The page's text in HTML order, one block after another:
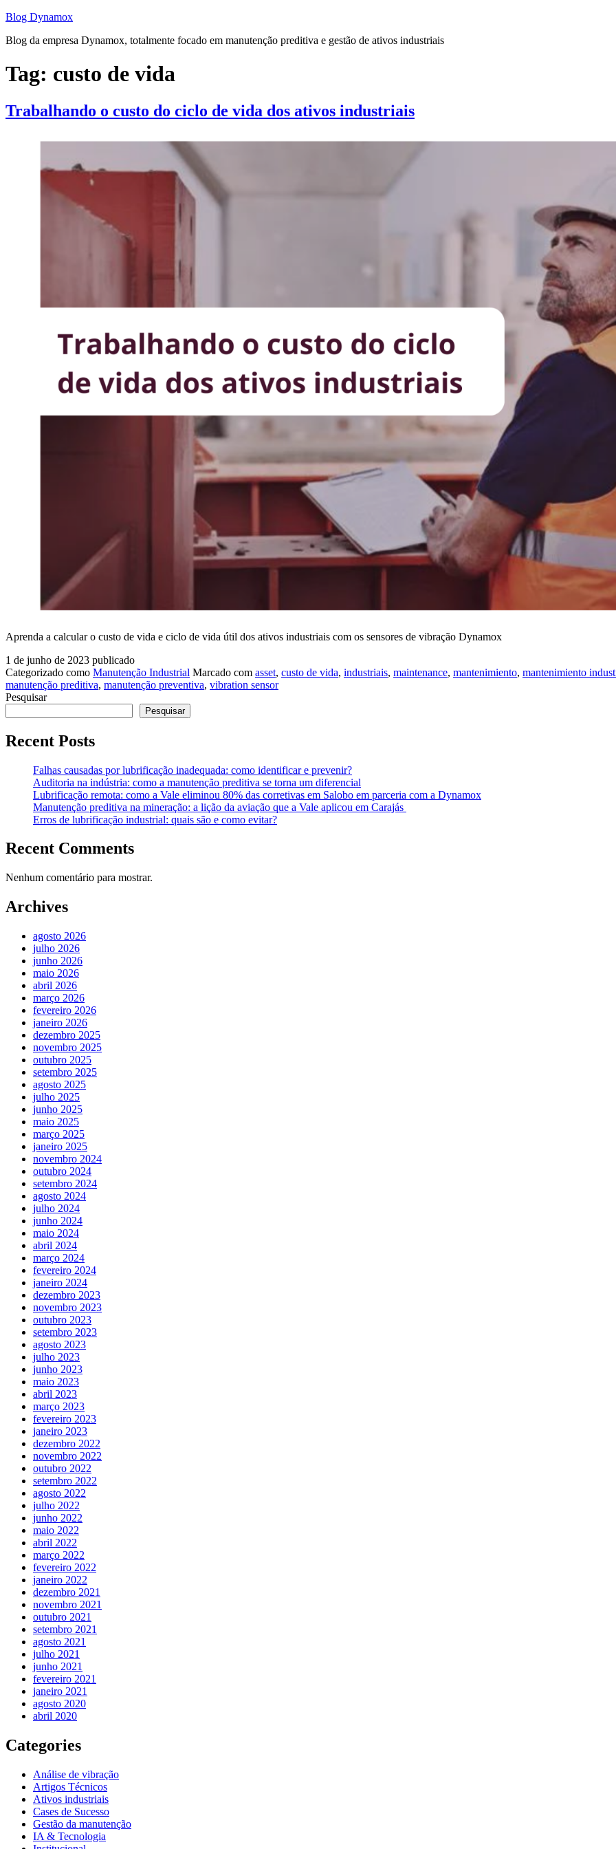
Pular
o
Blog Dynamox
Blog da empresa Dynamox, totalmente focado em manutenção preditiva e gestão de ativos industriais
Tag: custo de vida
Trabalhando o custo do ciclo de vida dos ativos industriais
Aprenda a calcular o custo de vida e ciclo de vida útil dos ativos industriais com os sensores de vibração Dynamox
1 de junho de 2023 publicado
Categorizado como Manutenção Industrial Marcado com asset, custo de vida, industriais, maintenance, mantenimiento, mantenimiento
manutenção preditiva, manutenção preventiva, vibration sensor
Pesquisar
Pesquisar
Recent Posts
Falhas causadas por lubrificação inadequada: como identificar e prevenir?
Auditoria na indústria: como a manutenção preditiva se torna um diferencial
Lubrificação remota: como a Vale eliminou 80% das corretivas em Salobo em parceria com a Dynamox
Manutenção preditiva na mineração: a lição da aviação que a Vale aplicou em Carajás
Erros de lubrificação industrial: quais são e como evitar?
Recent Comments
Nenhum comentário para mostrar.
Archives
agosto 2026
julho 2026
junho 2026
maio 2026
abril 2026
março 2026
fevereiro 2026
janeiro 2026
dezembro 2025
novembro 2025
outubro 2025
setembro 2025
agosto 2025
julho 2025
junho 2025
maio 2025
março 2025
janeiro 2025
novembro 2024
outubro 2024
setembro 2024
agosto 2024
julho 2024
junho 2024
maio 2024
abril 2024
março 2024
fevereiro 2024
janeiro 2024
dezembro 2023
novembro 2023
outubro 2023
setembro 2023
agosto 2023
julho 2023
junho 2023
maio 2023
abril 2023
março 2023
fevereiro 2023
janeiro 2023
dezembro 2022
novembro 2022
outubro 2022
setembro 2022
agosto 2022
julho 2022
junho 2022
maio 2022
abril 2022
março 2022
fevereiro 2022
janeiro 2022
dezembro 2021
novembro 2021
outubro 2021
setembro 2021
agosto 2021
julho 2021
junho 2021
fevereiro 2021
janeiro 2021
agosto 2020
abril 2020
Categories
Análise de vibração
Artigos Técnicos
Ativos industriais
Cases de Sucesso
Gestão da manutenção
IA & Tecnologia